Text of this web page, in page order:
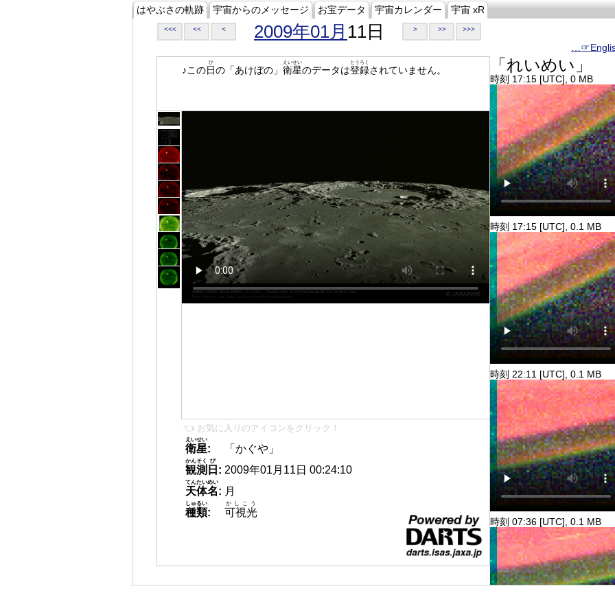
はやぶさの軌跡 宇宙からのメッセージ お宝データ 宇宙カレンダー 宇宙 xR
<<< << < 2009年01月 11日 > >> >>>
♪この日
ひ
の「あけぼの」 衛星
えいせい
のデータは登録
とうろく
されていません。
👈 お気に入りのアイコンをクリック！
衛星
えいせい
:
「かぐや」
観測
かんそく
日
び
: 2009年01月11日 00:24:10
天体名
てんたいめい
: 月
種類
しゅるい
: 可視光
かしこう
「れいめい」
時刻 17:15 [UTC], 0 MB
時刻 17:15 [UTC], 0.1 MB
時刻 22:11 [UTC], 0.1 MB
時刻 07:36 [UTC], 0.1 MB